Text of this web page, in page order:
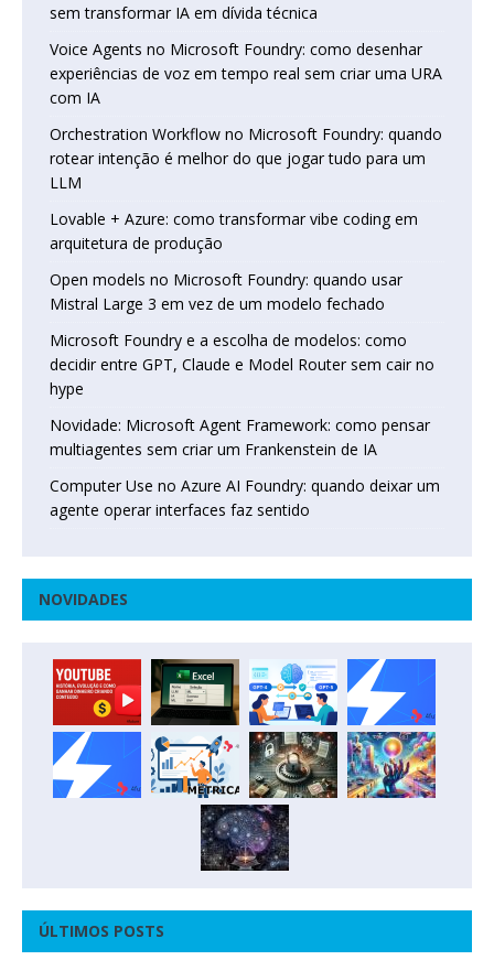
sem transformar IA em dívida técnica
Voice Agents no Microsoft Foundry: como desenhar
experiências de voz em tempo real sem criar uma URA
com IA
Orchestration Workflow no Microsoft Foundry: quando
rotear intenção é melhor do que jogar tudo para um
LLM
Lovable + Azure: como transformar vibe coding em
arquitetura de produção
Open models no Microsoft Foundry: quando usar
Mistral Large 3 em vez de um modelo fechado
Microsoft Foundry e a escolha de modelos: como
decidir entre GPT, Claude e Model Router sem cair no
hype
Novidade: Microsoft Agent Framework: como pensar
multiagentes sem criar um Frankenstein de IA
Computer Use no Azure AI Foundry: quando deixar um
agente operar interfaces faz sentido
NOVIDADES
ÚLTIMOS POSTS